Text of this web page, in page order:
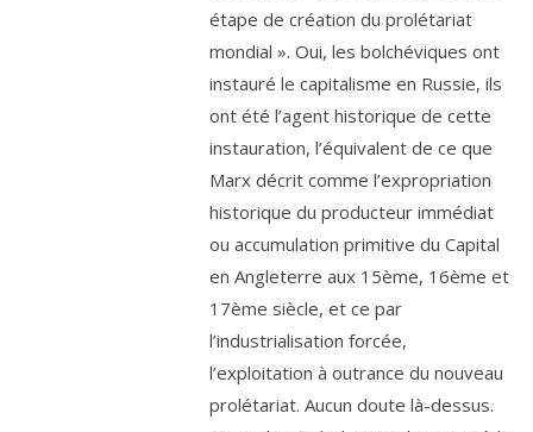
étape de créa­tion du pro­lé­ta­riat
mon­dial ». Oui, les bol­ché­viques ont
ins­tau­ré le capi­ta­lisme en Russie, ils
ont été l’agent his­to­rique de cette
ins­tau­ra­tion, l’équivalent de ce que
Marx décrit comme l’expropriation
his­to­rique du pro­duc­teur immé­diat
ou accu­mu­la­tion pri­mi­tive du Capital
en Angleterre aux 15ème, 16ème et
17ème siècle, et ce par
l’industrialisation for­cée,
l’exploitation à outrance du nou­veau
pro­lé­ta­riat. Aucun doute là-des­sus.